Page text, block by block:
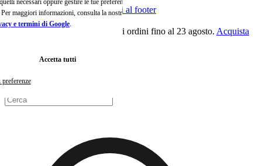
necessari oppure gestire le tue preferenze
maggiori informazioni, consulta la nostra
e termini di Google.
Accetta tutti
preferenze
Passa al contenuto principaleVai al footer
🏖️Spedizione gratuita su tutti gli ordini fino al 23 agosto. Acquista